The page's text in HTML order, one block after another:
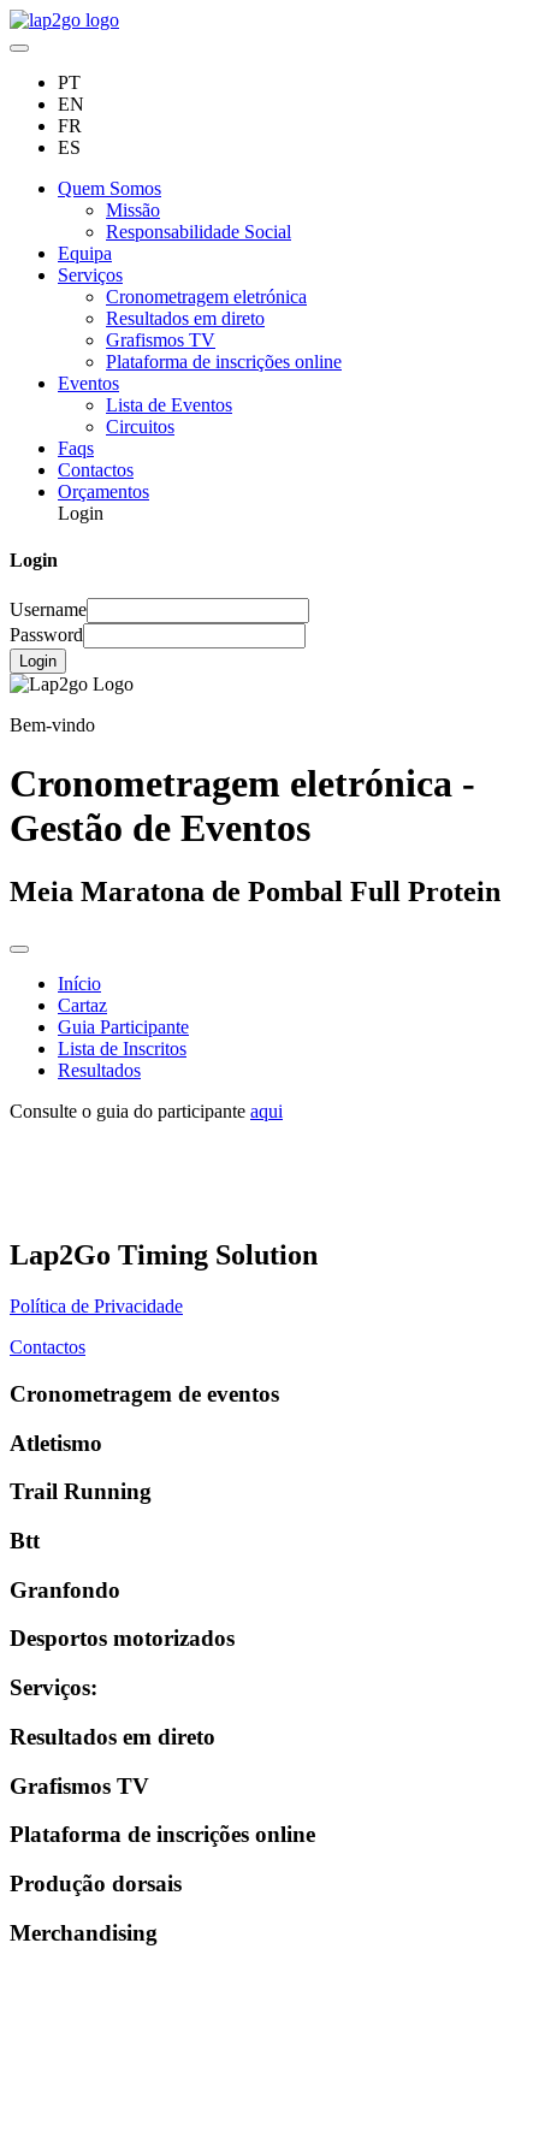
PT
EN
FR
ES
Quem Somos
Missão
Responsabilidade Social
Equipa
Serviços
Cronometragem eletrónica
Resultados em direto
Grafismos TV
Plataforma de inscrições online
Eventos
Lista de Eventos
Circuitos
Faqs
Contactos
Orçamentos
Login
Login
Username
Password
Login
Bem-vindo
Cronometragem eletrónica -
Gestão de Eventos
Meia Maratona de Pombal Full Protein
Início
Cartaz
Guia Participante
Lista de Inscritos
Resultados
Consulte o guia do participante aqui
Lap2Go Timing Solution
Política de Privacidade
Contactos
Cronometragem de eventos
Atletismo
Trail Running
Btt
Granfondo
Desportos motorizados
Serviços:
Resultados em direto
Grafismos TV
Plataforma de inscrições online
Produção dorsais
Merchandising